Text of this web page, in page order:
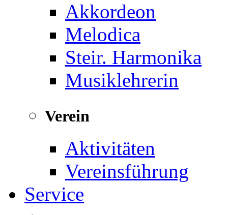
Akkordeon
Melodica
Steir. Harmonika
Musiklehrerin
Verein
Aktivitäten
Vereinsführung
Service